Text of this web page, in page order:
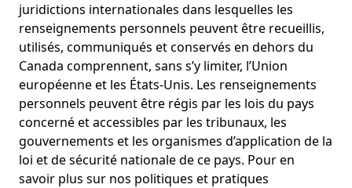
juridictions internationales dans lesquelles les
renseignements personnels peuvent être recueillis,
utilisés, communiqués et conservés en dehors du
Canada comprennent, sans s’y limiter, l’Union
européenne et les États-Unis. Les renseignements
personnels peuvent être régis par les lois du pays
concerné et accessibles par les tribunaux, les
gouvernements et les organismes d’application de la
loi et de sécurité nationale de ce pays. Pour en
savoir plus sur nos politiques et pratiques